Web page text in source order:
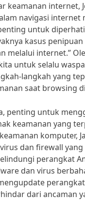
keamanan internet,
navigasi internet
untuk
kasus
melalui internet.”
untuk selalu
langkah yang
saat browsing
penting untuk
keamanan yang
komputer,
dan firewall
perangkat
dan virus
dari ancaman